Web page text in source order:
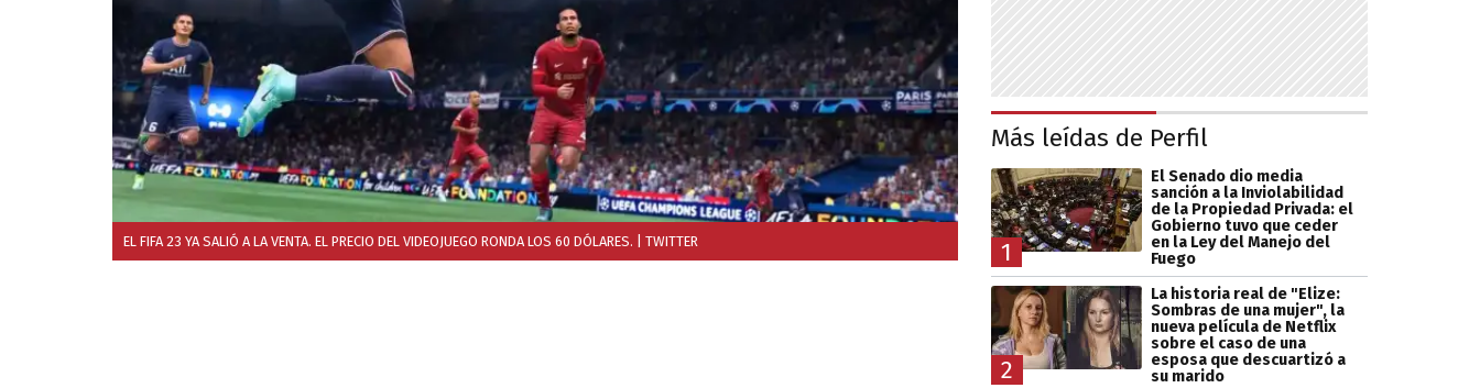
EL FIFA 23 YA SALIÓ A LA VENTA. EL PRECIO DEL VIDEOJUEGO RONDA LOS 60 DÓLARES. | TWITTER
Más leídas de Perfil
1
El Senado dio media
sanción a la Inviolabilidad
de la Propiedad Privada: el
Gobierno tuvo que ceder
en la Ley del Manejo del
Fuego
2
La historia real de "Elize:
Sombras de una mujer", la
nueva película de Netflix
sobre el caso de una
esposa que descuartizó a
su marido